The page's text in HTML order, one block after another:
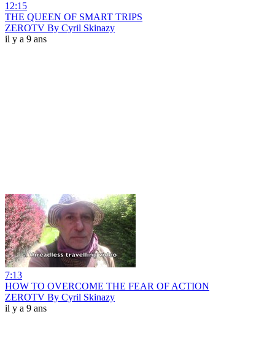
12:15
THE QUEEN OF SMART TRIPS
ZEROTV By Cyril Skinazy
il y a 9 ans
7:13
HOW TO OVERCOME THE FEAR OF ACTION
ZEROTV By Cyril Skinazy
il y a 9 ans